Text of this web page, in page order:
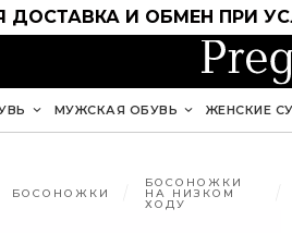
ДОСТАВКА И ОБМЕН ПРИ
МУЖСКАЯ ОБУВЬ ЖЕНСКИЕ
БОСОНОЖКИ
БОСОНОЖКИ
НА НИЗКОМ
ХОДУ